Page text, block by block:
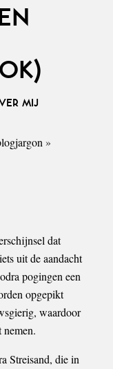
MIJ
»
dat
uit de aandacht
pogingen een
opgepikt
waardoor
nemen.
Streisand, die in